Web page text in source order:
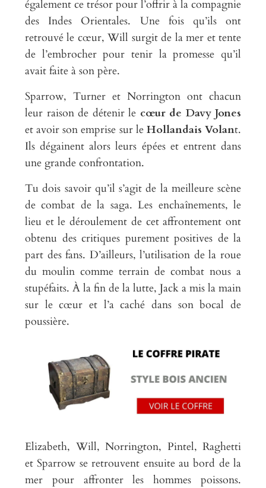
également ce trésor pour l’offrir à la compagnie
des Indes Orientales. Une fois qu’ils ont
retrouvé le cœur, Will surgit de la mer et tente
de l’embrocher pour tenir la promesse qu’il
avait faite à son père.
Sparrow, Turner et Norrington ont chacun
leur raison de détenir le cœur de Davy Jones
et avoir son emprise sur le Hollandais Volant.
Ils dégainent alors leurs épées et entrent dans
une grande confrontation.
Tu dois savoir qu’il s’agit de la meilleure scène
de combat de la saga. Les enchaînements, le
lieu et le déroulement de cet affrontement ont
obtenu des critiques purement positives de la
part des fans. D’ailleurs, l’utilisation de la roue
du moulin comme terrain de combat nous a
stupéfaits. À la fin de la lutte, Jack a mis la main
sur le cœur et l’a caché dans son bocal de
poussière.
Elizabeth, Will, Norrington, Pintel, Raghetti
et Sparrow se retrouvent ensuite au bord de la
mer pour affronter les hommes poissons.